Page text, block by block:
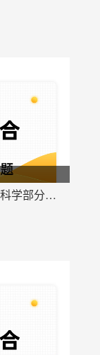
临床医学硕士《306西医综合 内科学部分》考点过关必做习题